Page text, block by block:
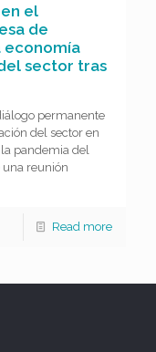
el
de
economía
sector tras
permanente
del sector en
pandemia del
una reunión
Read more